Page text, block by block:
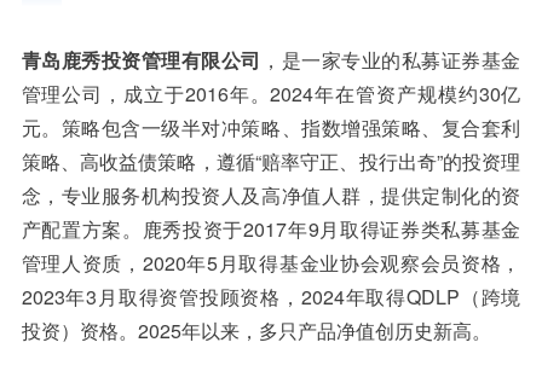
青岛鹿秀投资管理有限公司 ，是一家专业的私募证券基金
管理公司，成立于2016年。2024年在管资产规模约30亿
元。策略包含一级半对冲策略、指数增强策略、复合套利
策略、高收益债策略，遵循“赔率守正、投行出奇”的投资理
念，专业服务机构投资人及高净值人群，提供定制化的资
产配置方案。鹿秀投资于2017年9月取得证券类私募基金
管理人资质，2020年5月取得基金业协会观察会员资格，
2023年3月取得资管投顾资格，2024年取得QDLP（跨境
投资）资格。2025年以来，多只产品净值创历史新高。